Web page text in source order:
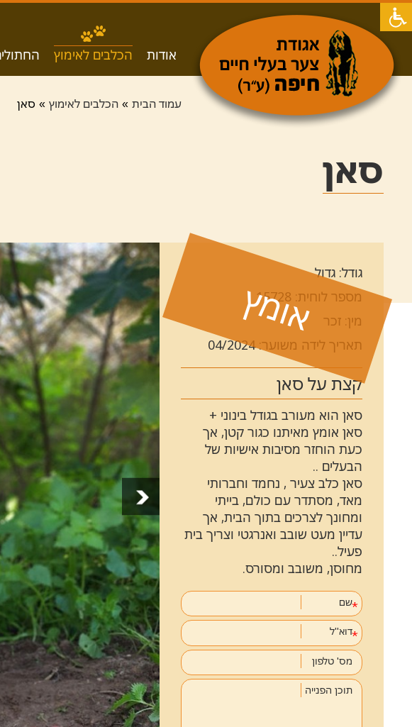
אודות הכלבים לאימוץ
עמוד הבית » הכלבים לאימוץ » סאן
סאן
אומץ
גודל: גדול
מספר לוחית: 15728
מין: זכר
תאריך לידה משוער: 04/2024
קצת על סאן
סאן הוא מעורב בגודל בינוני +
סאן אומץ מאיתנו כגור קטן, אך
כעת הוחזר מסיבות אישיות של
הבעלים ..
סאן כלב צעיר , נחמד וחברותי
מאד, מסתדר עם כולם, בייתי
ומחונך לצרכים בתוך הבית, אך
עדיין מעט שובב ואנרגטי וצריך בית
פעיל..
מחוסן, משובב ומסורס.
שם
דוא''ל
מס' טלפון
תוכן הפנייה